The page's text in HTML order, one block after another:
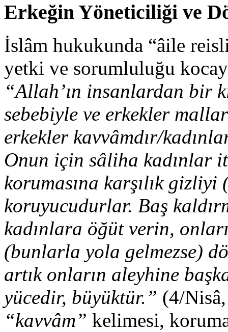
Erkeğin Yöneticiliği ve
İslâm hukukunda “âile
yetki ve sorumluluğu
“Allah’ın insanlardan bir
sebebiyle ve erkekler
erkekler kavvâmdır/
Onun için sâliha kadınlar
korumasına karşılık gizliyi
koruyucudurlar. Baş
kadınlara öğüt verin,
(bunlarla yola gelmezse)
artık onların aleyhine
yücedir, büyüktür.” (4/
“kavvâm” kelimesi,